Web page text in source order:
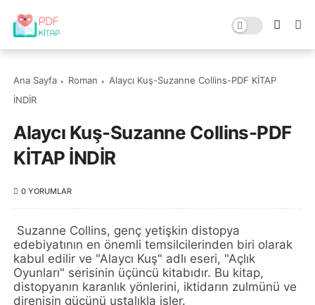
Ana Sayfa Roman
Alaycı Kuş-Suzanne Collins-PDF KİTAP
İNDİR
Alaycı Kuş-Suzanne Collins-PDF
KİTAP İNDİR
0 YORUMLAR
Suzanne Collins, genç yetişkin distopya
edebiyatının en önemli temsilcilerinden biri olarak
kabul edilir ve "Alaycı Kuş" adlı eseri, "Açlık
Oyunları" serisinin üçüncü kitabıdır. Bu kitap,
distopyanın karanlık yönlerini, iktidarın zulmünü ve
direnişin gücünü ustalıkla işler.